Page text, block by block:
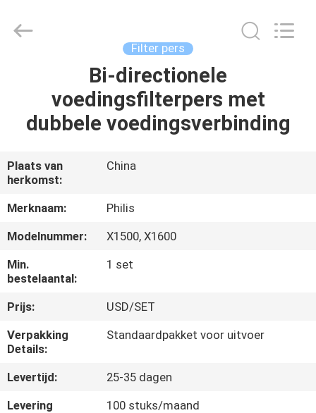
PRODUCTEN
ONGEVEER
ONS
FABRIEKSREIS
KWALITEITSCONTROLE
CONTACTEER
ONS
Technology
Filter pers
Bi-directionele
voedingsfilterpers met
dubbele voedingsverbinding
Plaats van
herkomst:
China
Merknaam:
Philis
Modelnummer:
X1500, X1600
Min.
bestelaantal:
1 set
Prijs:
USD/SET
Verpakking
Details:
Standaardpakket voor uitvoer
Levertijd:
25-35 dagen
Levering
100 stuks/maand